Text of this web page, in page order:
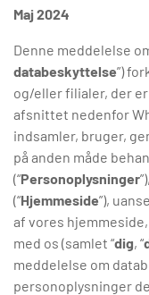
Maj 2024
Denne meddelelse
databeskyttelse”)
og/eller filialer, der er
afsnittet nedenfor
indsamler, bruger,
på anden måde
(“Personoplysninger
(“Hjemmeside”),
af vores
med os (samlet “dig, “
meddelelse om
personoplysninger